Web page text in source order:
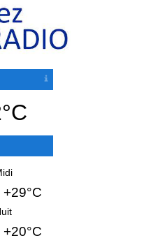
+29°C
+20°C